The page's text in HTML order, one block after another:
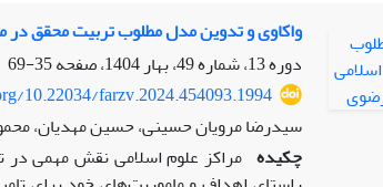
واکاوی و تدوین مدل مطلوب تربیت محقق در
دوره 13، شماره 49، بهار 1404، صفحه
35-69
10.22034/farzv.2024.454093.1994
سیدرضا مرویان حسینی، حسین مهدیان،
چکیده مراکز علوم اسلامی نقش مهمی در